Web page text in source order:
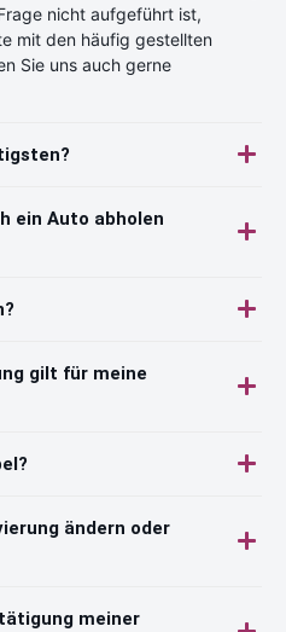
nicht aufgeführt ist,
mit den häufig gestellten
Sie uns auch gerne
ein Auto abholen
gilt für meine
ändern oder
meiner